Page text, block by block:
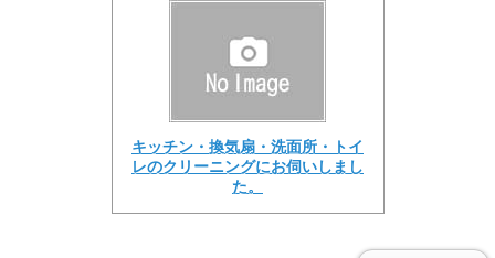
キッチン・換気扇・洗面所・トイ
レのクリーニングにお伺いしまし
た。